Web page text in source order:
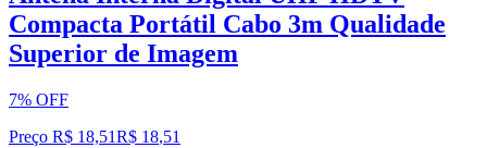
Compacta Portátil Cabo 3m Qualidade
Superior de Imagem
7% OFF
Preço R$ 18,51R$ 18,51